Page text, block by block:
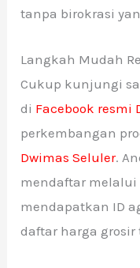
tanpa birokrasi
Langkah Mudah
Cukup kunjungi
di Facebook resmi
perkembangan
Dwimas Seluler.
mendaftar
mendapatkan ID
daftar harga grosir